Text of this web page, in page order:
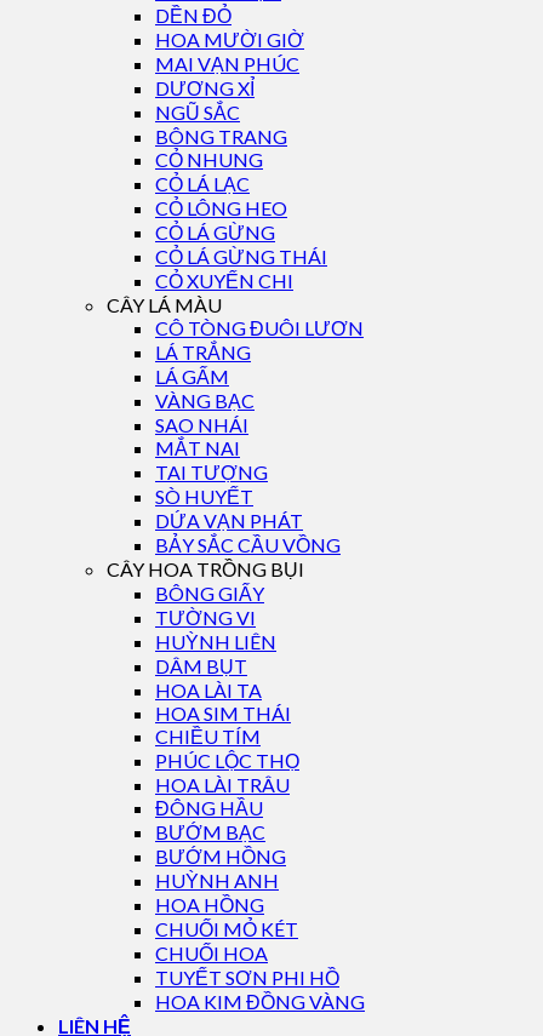
DỀN ĐỎ
HOA MƯỜI GIỜ
MAI VẠN PHÚC
DƯƠNG XỈ
NGŨ SẮC
BÔNG TRANG
CỎ NHUNG
CỎ LÁ LẠC
CỎ LÔNG HEO
CỎ LÁ GỪNG
CỎ LÁ GỪNG THÁI
CỎ XUYẾN CHI
CÂY LÁ MÀU
CÔ TÒNG ĐUÔI LƯƠN
LÁ TRẮNG
LÁ GẤM
VÀNG BẠC
SAO NHÁI
MẮT NAI
TAI TƯỢNG
SÒ HUYẾT
DỨA VẠN PHÁT
BẢY SẮC CẦU VỒNG
CÂY HOA TRỒNG BỤI
BÔNG GIẤY
TƯỜNG VI
HUỲNH LIÊN
DÂM BỤT
HOA LÀI TA
HOA SIM THÁI
CHIỀU TÍM
PHÚC LỘC THỌ
HOA LÀI TRÂU
ĐÔNG HẦU
BƯỚM BẠC
BƯỚM HỒNG
HUỲNH ANH
HOA HỒNG
CHUỐI MỎ KÉT
CHUỐI HOA
TUYẾT SƠN PHI HỒ
HOA KIM ĐỒNG VÀNG
LIÊN HỆ